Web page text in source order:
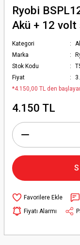
Ryobi
Akü + 12 volt
Kategori
Marka
Stok Kodu
Fiyat
*4.150,00 TL den
4.150 TL
Fiyatı Alarmı